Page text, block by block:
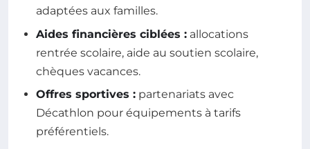
adaptées aux familles.
Aides financières ciblées : allocations
rentrée scolaire, aide au soutien scolaire,
chèques vacances.
Offres sportives : partenariats avec
Décathlon pour équipements à tarifs
préférentiels.